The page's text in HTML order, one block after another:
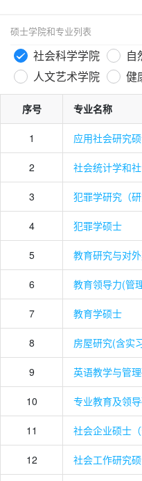
硕士学院和专业列表
社会科学学院 自
人文艺术学院
健
序号 专业名称
1 应用社会研究
2 社会统计学和
3 犯罪学研究（
4 犯罪学硕士
5 教育研究与对
6 教育领导力(管
7 教育学硕士
8 房屋研究(含实
9 英语教学与管
10 专业教育及领
11 社会企业硕士（
12 社会工作研究